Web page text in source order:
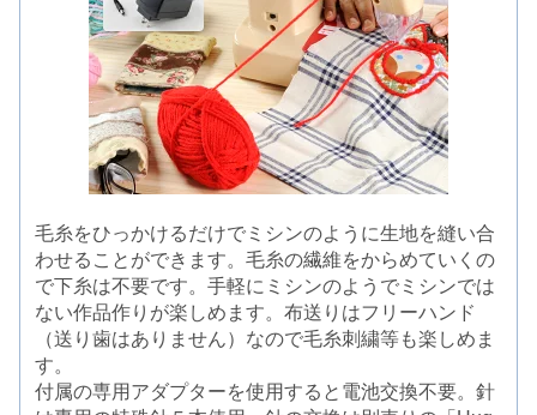
毛糸をひっかけるだけでミシンのように生地を縫い合
わせることができます。毛糸の繊維をからめていくの
で下糸は不要です。手軽にミシンのようでミシンでは
ない作品作りが楽しめます。布送りはフリーハンド
（送り歯はありません）なので毛糸刺繍等も楽しめま
す。
付属の専用アダプターを使用すると電池交換不要。針